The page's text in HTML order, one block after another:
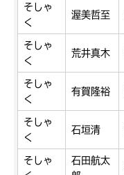
そしゃ
く
渥美哲至
そしゃ
く
荒井真木
そしゃ
く
有賀隆裕
そしゃ
く
石垣清
そしゃ
石田航太